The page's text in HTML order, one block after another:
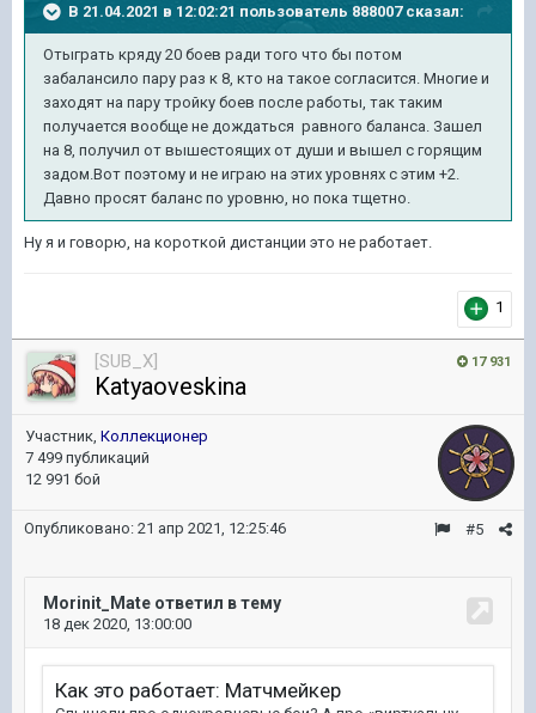
В 21.04.2021 в 12:02:21 пользователь 888007сказал:
Отыграть кряду 20 боев ради того что бы потом
забалансило пару раз к 8, кто на такое согласится. Многие и
заходят на пару тройку боев после работы, так таким
получается вообще не дождаться равного баланса. Зашел
на 8, получил от вышестоящих от души и вышел с горящим
задом.Вот поэтому и не играю на этих уровнях с этим +2.
Давно просят баланс по уровню, но пока тщетно.
Ну я и говорю, на короткой дистанции это не работает.
1
17 931
[SUB_X]
Katyaoveskina
Участник, Коллекционер
7 499 публикаций
12 991 бой
#5
Опубликовано: 21 апр 2021, 12:25:46